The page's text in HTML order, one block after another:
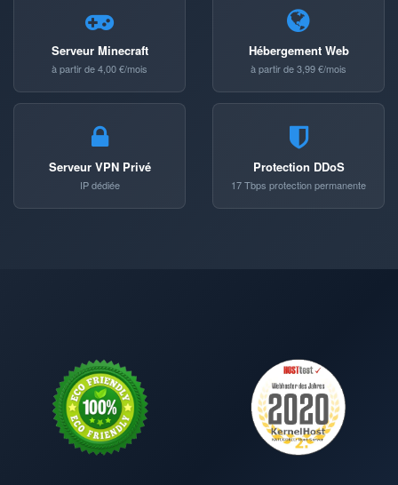
Serveur Minecraft
à partir de 4,00 €/mois
Hébergement Web
à partir de 3,99 €/mois
Serveur VPN Privé
IP dédiée
Protection DDoS
17 Tbps protection permanente